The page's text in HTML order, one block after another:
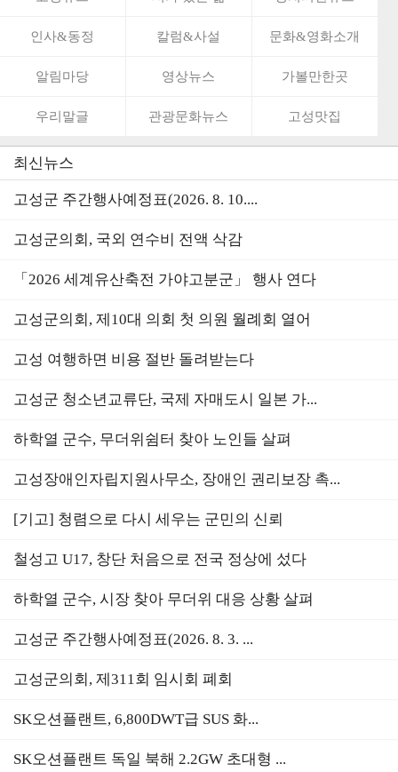
인사&동정 칼럼&사설 문화&영화소개
알림마당 영상뉴스 가볼만한곳
우리말글 관광문화뉴스 고성맛집
최신뉴스
고성군 주간행사예정표(2026. 8. 10....
고성군의회, 국외 연수비 전액 삭감
「2026 세계유산축전 가야고분군」 행사 연다
고성군의회, 제10대 의회 첫 의원 월례회 열어
고성 여행하면 비용 절반 돌려받는다
고성군 청소년교류단, 국제 자매도시 일본 가...
하학열 군수, 무더위쉼터 찾아 노인들 살펴
고성장애인자립지원사무소, 장애인 권리보장 촉...
[기고] 청렴으로 다시 세우는 군민의 신뢰
철성고 U17, 창단 처음으로 전국 정상에 섰다
하학열 군수, 시장 찾아 무더위 대응 상황 살펴
고성군 주간행사예정표(2026. 8. 3. ...
고성군의회, 제311회 임시회 폐회
SK오션플랜트, 6,800DWT급 SUS 화...
SK오션플랜트 독일 북해 2.2GW 초대형 ...